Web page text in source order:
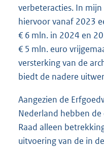
verbeteracties. In
hiervoor vanaf 2023
€ 6 mln. in 2024 en
€ 5 mln. euro
versterking van de
biedt de nadere
Aangezien de
Nederland hebben de
Raad alleen
uitvoering van de in